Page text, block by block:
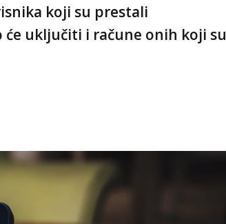
koji su prestali
uključiti i račune onih koji su